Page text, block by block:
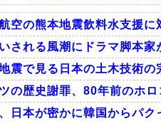
相互RSS
空の熊本地震飲料水支援
される風潮にドラマ脚本
震で見る日本の土木技術
の歴史謝罪、80年前のホ
日本が密かに韓国からパ